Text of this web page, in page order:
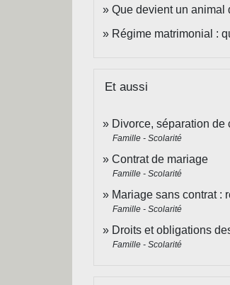
Que devient un animal
Régime matrimonial :
Et aussi
Divorce, séparation de
Famille - Scolarité
Contrat de mariage
Famille - Scolarité
Mariage sans contrat :
Famille - Scolarité
Droits et obligations
Famille - Scolarité